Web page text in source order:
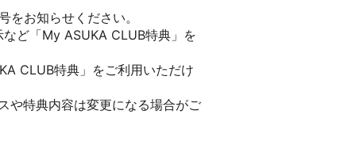
お知らせください。
ど「My ASUKA CLUB特典」を
CLUB特典」をご利用いただけ
や特典内容は変更になる場合がご